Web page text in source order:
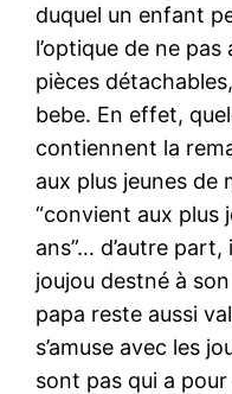
duquel un enfant
l’optique de ne
pièces
bebe. En effet,
contiennent la
aux plus jeunes de
“convient aux plus
ans”… d’autre part,
joujou destné à
papa reste aussi
s’amuse avec les
sont pas qui a